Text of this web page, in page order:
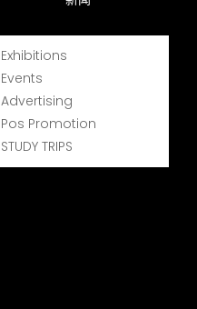
Exhibitions
Events
Advertising
Pos Promotion
STUDY TRIPS